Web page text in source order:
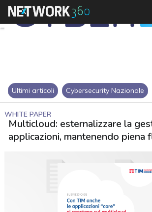
Ultimi articoli Cybersecurity Nazionale
WHITE PAPER
Multicloud: esternalizzare la
applicazioni, mantenendo piena